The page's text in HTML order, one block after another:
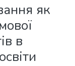
як
в